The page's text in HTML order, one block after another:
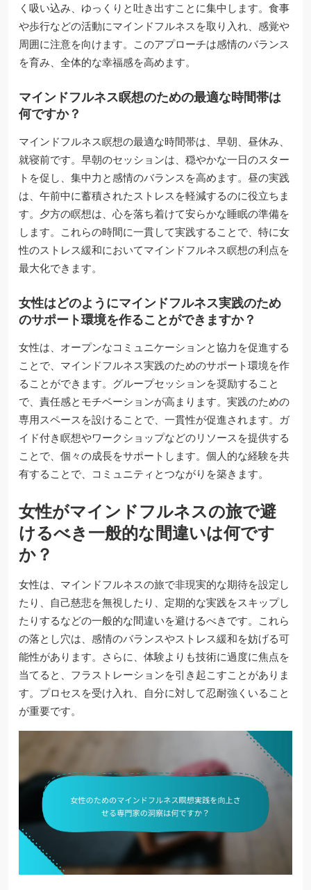
く吸い込み、ゆっくりと吐き出すことに集中します。食事
や歩行などの活動にマインドフルネスを取り入れ、感覚や
周囲に注意を向けます。このアプローチは感情のバランス
を育み、全体的な幸福感を高めます。
マインドフルネス瞑想のための最適な時間帯は
何ですか？
マインドフルネス瞑想の最適な時間帯は、早朝、昼休み、
就寝前です。早朝のセッションは、穏やかな一日のスター
トを促し、集中力と感情のバランスを高めます。昼の実践
は、午前中に蓄積されたストレスを軽減するのに役立ちま
す。夕方の瞑想は、心を落ち着けて安らかな睡眠の準備を
します。これらの時間に一貫して実践することで、特に女
性のストレス緩和においてマインドフルネス瞑想の利点を
最大化できます。
女性はどのようにマインドフルネス実践のため
のサポート環境を作ることができますか？
女性は、オープンなコミュニケーションと協力を促進する
ことで、マインドフルネス実践のためのサポート環境を作
ることができます。グループセッションを奨励すること
で、責任感とモチベーションが高まります。実践のための
専用スペースを設けることで、一貫性が促進されます。ガ
イド付き瞑想やワークショップなどのリソースを提供する
ことで、個々の成長をサポートします。個人的な経験を共
有することで、コミュニティとつながりを築きます。
女性がマインドフルネスの旅で避
けるべき一般的な間違いは何です
か？
女性は、マインドフルネスの旅で非現実的な期待を設定し
たり、自己慈悲を無視したり、定期的な実践をスキップし
たりするなどの一般的な間違いを避けるべきです。これら
の落とし穴は、感情のバランスやストレス緩和を妨げる可
能性があります。さらに、体験よりも技術に過度に焦点を
当てると、フラストレーションを引き起こすことがありま
す。プロセスを受け入れ、自分に対して忍耐強くいること
が重要です。